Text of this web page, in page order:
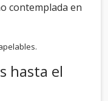
contemplada en
hasta el